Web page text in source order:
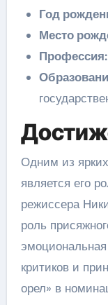
Год
Место
Профессия:
Одним из
является его
режиссера
роль
критиков и
орел» в